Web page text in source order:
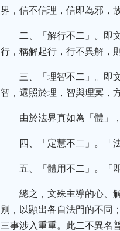
界，信不信理，信即為邪，
二、「解行不二」。即
行，稱解起行，行不異解，
三、「理智不二」。即
智，還照於理，智與理冥，
由於法界真如為「體」
四、「定慧不二」。「
五、「體用不二」。「
總之，文殊主導的心、
別，以顯出各自法門的不同
三事涉入重重。此二不異名